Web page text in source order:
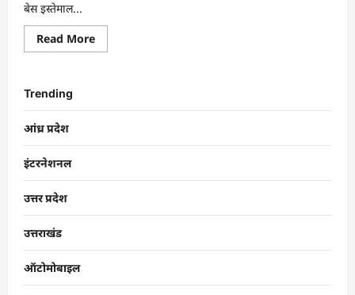
बेस इस्तेमाल...
Read More
Trending
आंध्र प्रदेश
इंटरनेशनल
उत्तर प्रदेश
उत्तराखंड
ऑटोमोबाइल